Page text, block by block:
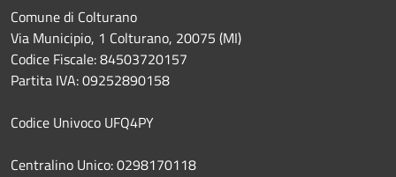
Comune di Colturano
Via Municipio, 1 Colturano, 20075 (MI)
Codice Fiscale: 84503720157
Partita IVA: 09252890158
Codice Univoco UFQ4PY
Centralino Unico: 0298170118